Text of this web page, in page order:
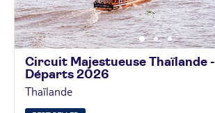
Circuit Majestueuse Thaïlande -
Départs 2026
Thaïlande